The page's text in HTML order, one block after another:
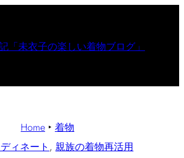
「未衣子の楽しい着物ブログ」
Home ‣ 着物
ィネート , 親族の着物再活用